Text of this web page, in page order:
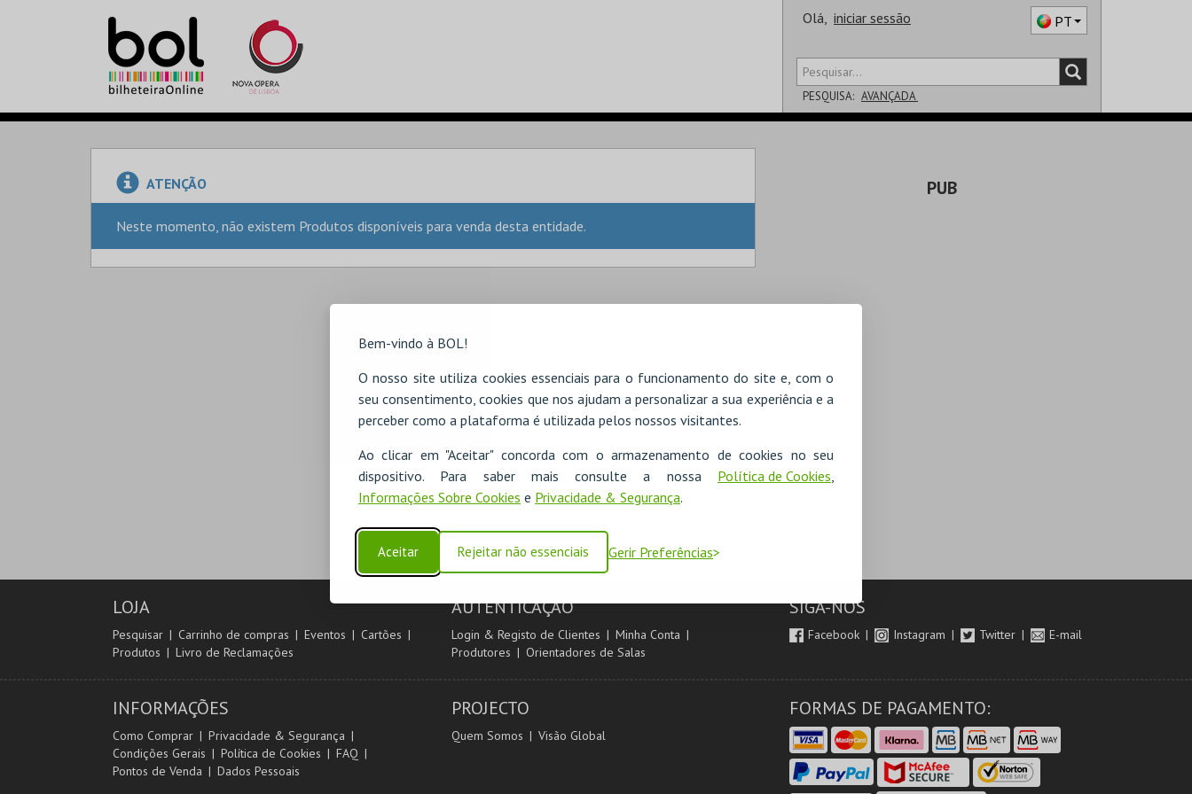
Bem-vindo à BOL!
O nosso site utiliza cookies essenciais para o funcionamento do site e, com o
seu consentimento, cookies que nos ajudam a personalizar a sua experiência e a
perceber como a plataforma é utilizada pelos nossos visitantes.
Ao clicar em "Aceitar" concorda com o armazenamento de cookies no seu
dispositivo. Para saber mais consulte a nossa Política de Cookies,
Informações Sobre Cookies e Privacidade & Segurança.
Aceitar Rejeitar não essenciais Gerir Preferências
Olá, iniciar sessão PT
PESQUISA: AVANÇADA
ATENÇÃO
Neste momento, não existem Produtos disponíveis para venda desta entidade.
PUB
LOJA
Pesquisar Carrinho de compras Eventos
Cartões
Produtos
Livro de Reclamações
AUTENTICAÇÃO
Login & Registo de Clientes
Minha Conta
Produtores
Orientadores de Salas
SIGA-NOS
Facebook Instagram Twitter E-mail
INFORMAÇÕES
Como Comprar
Privacidade & Segurança
Condições Gerais
Política de Cookies
FAQ
Pontos de Venda
Dados Pessoais
PROJECTO
Quem Somos Visão Global
FORMAS DE PAGAMENTO: